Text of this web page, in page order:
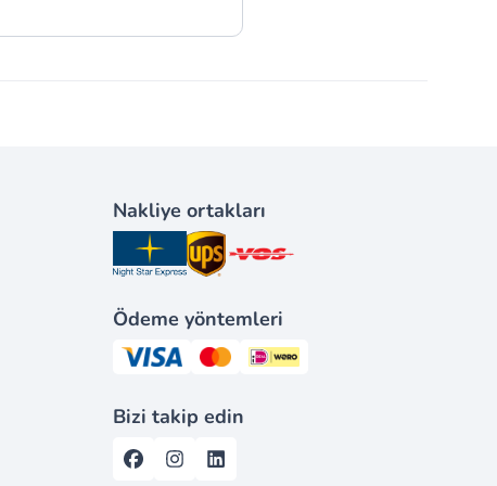
Nakliye ortakları
Ödeme yöntemleri
Bizi takip edin